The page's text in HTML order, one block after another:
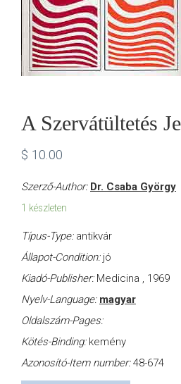
CONTACT
US
A Szervátültetés
$ 10.00
Szerző-Author: Dr. Csaba György
1 készleten
Típus-Type: antikvár
Állapot-Condition: jó
Kiadó-Publisher: Medicina , 1969
Nyelv-Language: magyar
Oldalszám-Pages:
Kötés-Binding: kemény
Azonosító-Item number:48-674